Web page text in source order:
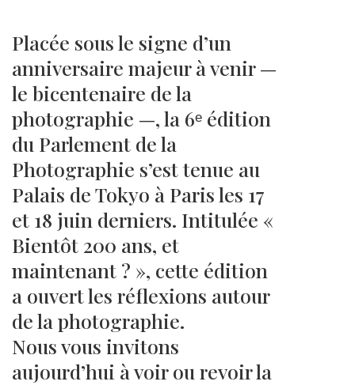
Placée sous le signe d’un
anniversaire majeur à venir —
le bicentenaire de la
photographie —, la 6ᵉ édition
du Parlement de la
Photographie s’est tenue au
Palais de Tokyo à Paris les 17
et 18 juin derniers. Intitulée «
Bientôt 200 ans, et
maintenant ? », cette édition
a ouvert les réflexions autour
de la photographie.
Nous vous invitons
aujourd’hui à voir ou revoir la